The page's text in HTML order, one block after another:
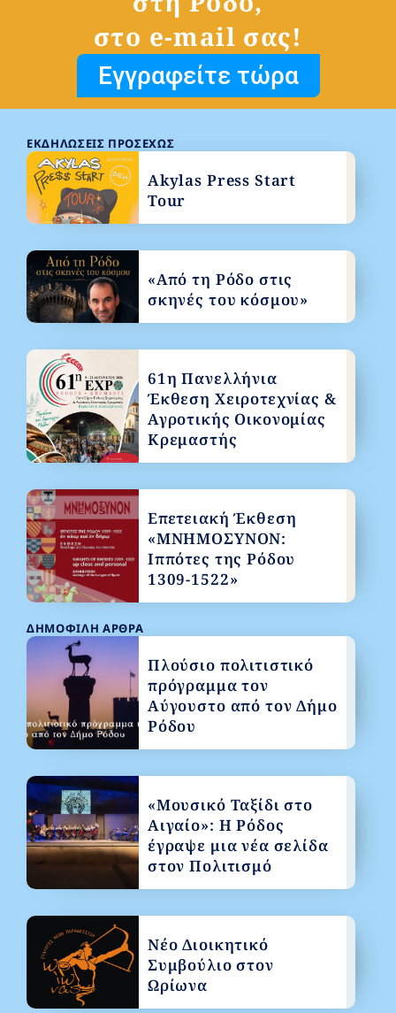
στο e-mail σας!
Εγγραφείτε τώρα
ΔΗΜΟΦΙΛΉ ΆΡΘΡΑ
Πλούσιο πολιτιστικό
πρόγραμμα τον
Αύγουστο από τον Δήμο
Ρόδου
«Μουσικό Ταξίδι στο
Αιγαίο»: Η Ρόδος
έγραψε μια νέα σελίδα
στον Πολιτισμό
Νέο Διοικητικό
Συμβούλιο στον
Ωρίωνα
ΕΚΔΗΛΏΣΕΙΣ ΠΡΟΣΕΧΏΣ
Akylas Press Start
Tour
«Από τη Ρόδο στις
σκηνές του κόσμου»
61η Πανελλήνια
Έκθεση Χειροτεχνίας &
Αγροτικής Οικονομίας
Κρεμαστής
Επετειακή Έκθεση
«ΜΝΗΜΟΣΥΝΟΝ:
Ιππότες της Ρόδου
1309-1522»